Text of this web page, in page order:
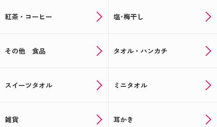
紅茶・コーヒー 塩･梅干し
その他 食品 タオル・ハンカチ
スイーツタオル ミニタオル
雑貨 耳かき